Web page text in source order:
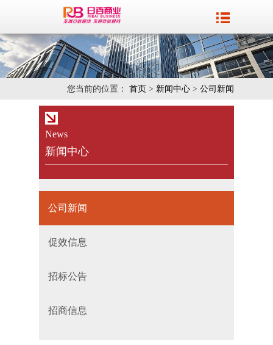
您当前的位置： 首页 > 新闻中心 > 公司新闻
News
新闻中心
公司新闻
促效信息
招标公告
招商信息